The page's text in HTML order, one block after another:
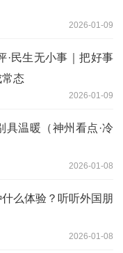
2026-01-09
·民生无小事｜把好事
常态
2026-01-09
具温暖（神州看点·冷
2026-01-08
么体验？听听外国朋
2026-01-08